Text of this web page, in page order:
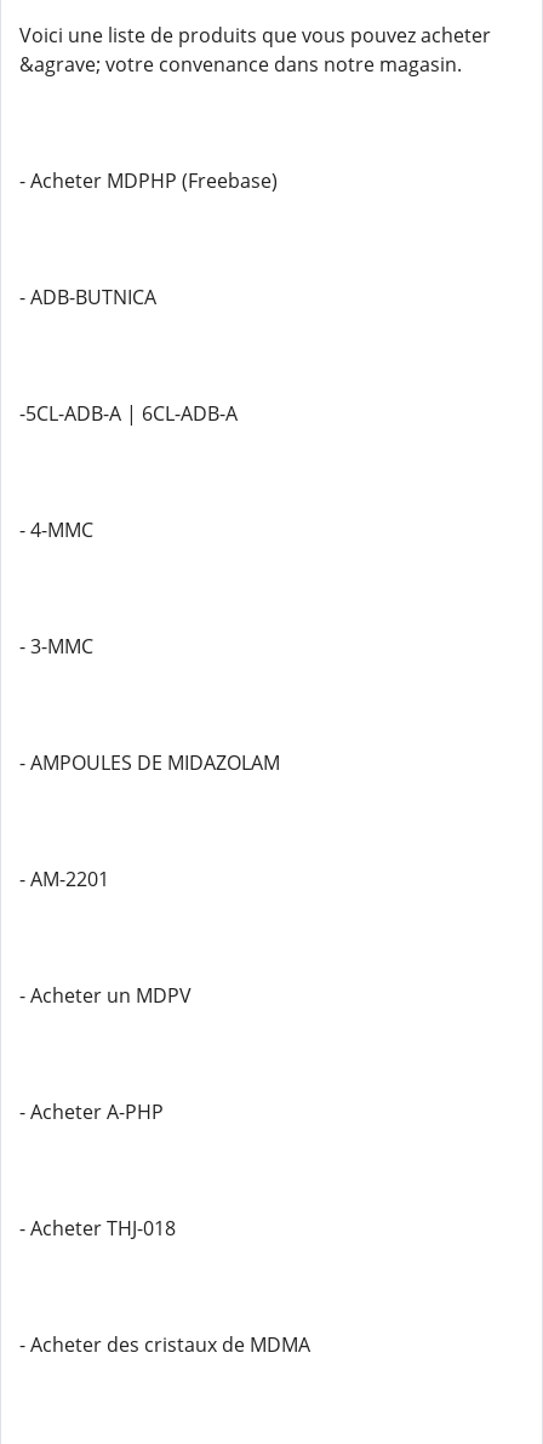
Voici une liste de produits que vous pouvez acheter
&agrave; votre convenance dans notre magasin.
- Acheter MDPHP (Freebase)
- ADB-BUTNICA
-5CL-ADB-A | 6CL-ADB-A
- 4-MMC
- 3-MMC
- AMPOULES DE MIDAZOLAM
- AM-2201
- Acheter un MDPV
- Acheter A-PHP
- Acheter THJ-018
- Acheter des cristaux de MDMA